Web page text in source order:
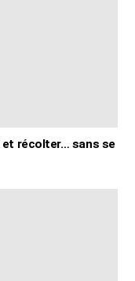
et récolter… sans se